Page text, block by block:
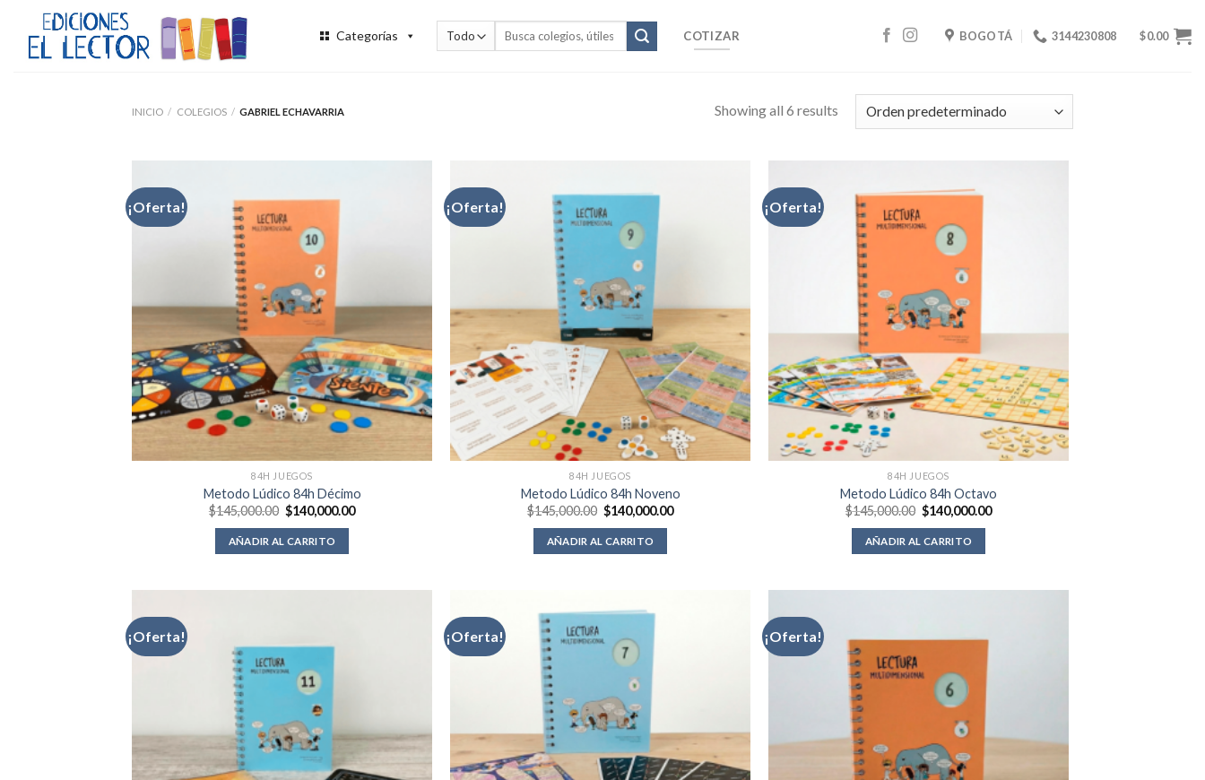
content
Categorías
Buscar
COTIZAR BOGOTÁ 3144230808 $0.00
INICIO / COLEGIOS / GABRIEL ECHAVARRIA Showing all 6 results
¡Oferta!
84H JUEGOS
Metodo Lúdico 84h Décimo
$145,000.00 El
precio
original
era:
$140,000.00El
AÑADIR AL CARRITO
¡Oferta!
84H JUEGOS
Metodo Lúdico 84h Noveno
$145,000.00 El
precio
original
era:
$140,000.00El
AÑADIR AL CARRITO
¡Oferta!
84H JUEGOS
Metodo Lúdico 84h Octavo
$145,000.00 El
precio
original
era:
$140,000.00El
AÑADIR AL CARRITO
¡Oferta! ¡Oferta! ¡Oferta!